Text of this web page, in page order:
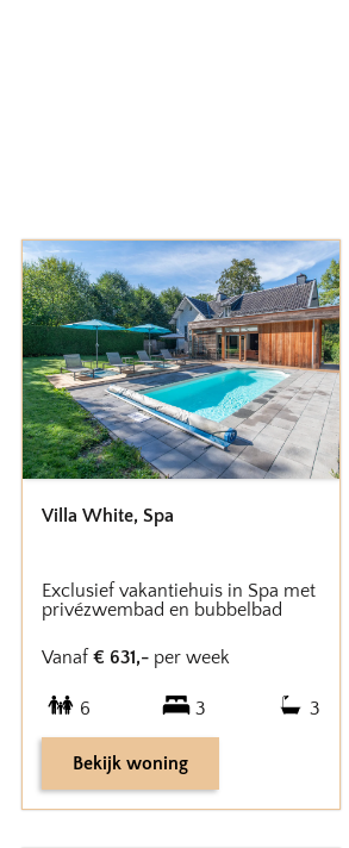
Villa White, Spa
Exclusief vakantiehuis in Spa met
privézwembad en bubbelbad
Vanaf € 631,- per week
6 3 3
Bekijk woning